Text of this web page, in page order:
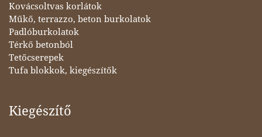
Kovácsoltvas korlátok
Műkő, terrazzo, beton burkolatok
Padlóburkolatok
Térkő betonból
Tetőcserepek
Tufa blokkok, kiegészítők
Kiegészítő